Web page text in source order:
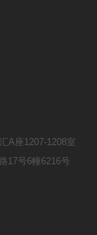
A座1207-1208室
17号6幢6216号